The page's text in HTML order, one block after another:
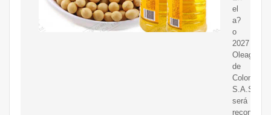
el
a?
o
2027
de
Colombia
S.A.S,
será
reconocida